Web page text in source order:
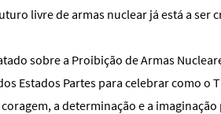
livre de armas nuclear já está a ser
sobre a Proibição de Armas
Estados Partes para celebrar como o
a determinação e a imaginação